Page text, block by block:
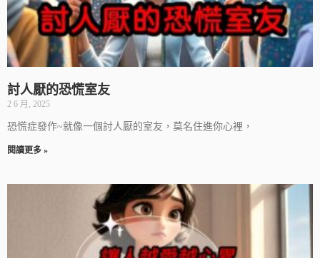
討人厭的恐慌室友
2 6 月, 2025
恐慌症發作~就像一個討人厭的室友，莫名住進你心裡，
閱讀更多 »